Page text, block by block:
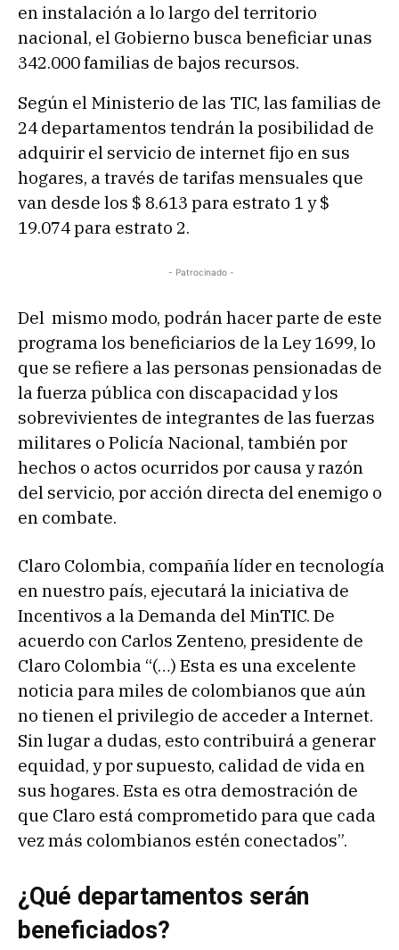
en instalación a lo largo del territorio
nacional, el Gobierno busca beneficiar unas
342.000 familias de bajos recursos.
Según el Ministerio de las TIC, las familias de
24 departamentos tendrán la posibilidad de
adquirir el servicio de internet fijo en sus
hogares, a través de tarifas mensuales que
van desde los $ 8.613 para estrato 1 y $
19.074 para estrato 2.
- Patrocinado -
Del mismo modo, podrán hacer parte de este
programa los beneficiarios de la Ley 1699, lo
que se refiere a las personas pensionadas de
la fuerza pública con discapacidad y los
sobrevivientes de integrantes de las fuerzas
militares o Policía Nacional, también por
hechos o actos ocurridos por causa y razón
del servicio, por acción directa del enemigo o
en combate.
Claro Colombia, compañía líder en tecnología
en nuestro país, ejecutará la iniciativa de
Incentivos a la Demanda del MinTIC. De
acuerdo con Carlos Zenteno, presidente de
Claro Colombia “(…) Esta es una excelente
noticia para miles de colombianos que aún
no tienen el privilegio de acceder a Internet.
Sin lugar a dudas, esto contribuirá a generar
equidad, y por supuesto, calidad de vida en
sus hogares. Esta es otra demostración de
que Claro está comprometido para que cada
vez más colombianos estén conectados”.
¿Qué departamentos serán
beneficiados?